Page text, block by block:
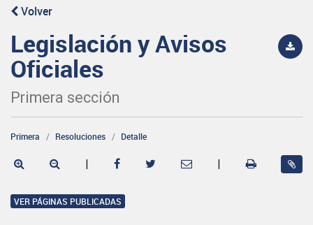
Volver
Legislación y Avisos
Oficiales
Primera sección
Primera Resoluciones Detalle
| |
VER PÁGINAS PUBLICADAS